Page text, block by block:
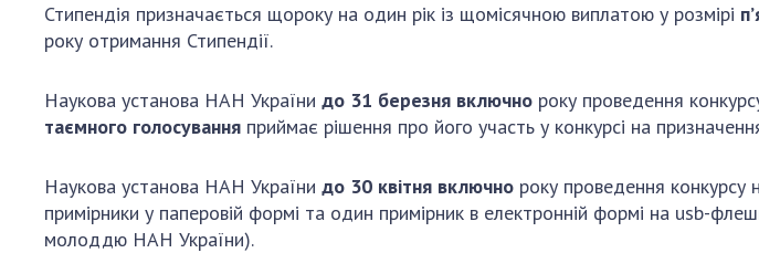
Концепція розвитку
України
Книга пам'яті
Наукові
Громадські
організації
Стипендія призначається щороку на один рік із щомісячною виплатою у розмірі
року отримання Стипендії.
Наукова установа НАН України до 31 березня включно року проведення
таємного голосування приймає рішення про його участь у конкурсі на
Наукова установа НАН України до 30 квітня включно року проведення конкурсу
примірники у паперовій формі та один примірник в електронній формі на usb-
молоддю НАН України).